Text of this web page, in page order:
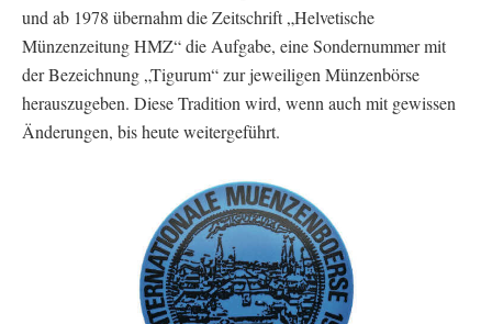
und ab 1978 übernahm die Zeitschrift „Helvetische
Münzenzeitung HMZ“ die Aufgabe, eine Sondernummer mit
der Bezeichnung „Tigurum“ zur jeweiligen Münzenbörse
herauszugeben. Diese Tradition wird, wenn auch mit gewissen
Änderungen, bis heute weitergeführt.